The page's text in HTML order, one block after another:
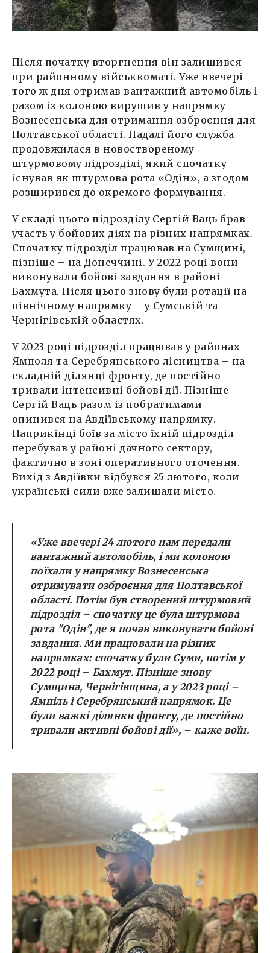
Після початку вторгнення він залишився
при районному військкоматі. Уже ввечері
того ж дня отримав вантажний автомобіль і
разом із колоною вирушив у напрямку
Вознесенська для отримання озброєння для
Полтавської області. Надалі його служба
продовжилася в новоствореному
штурмовому підрозділі, який спочатку
існував як штурмова рота «Одін», а згодом
розширився до окремого формування.
У складі цього підрозділу Сергій Ваць брав
участь у бойових діях на різних напрямках.
Спочатку підрозділ працював на Сумщині,
пізніше – на Донеччині. У 2022 році вони
виконували бойові завдання в районі
Бахмута. Після цього знову були ротації на
північному напрямку – у Сумській та
Чернігівській областях.
У 2023 році підрозділ працював у районах
Ямполя та Серебрянського лісництва – на
складній ділянці фронту, де постійно
тривали інтенсивні бойові дії. Пізніше
Сергій Ваць разом із побратимами
опинився на Авдіївському напрямку.
Наприкінці боїв за місто їхній підрозділ
перебував у районі дачного сектору,
фактично в зоні оперативного оточення.
Вихід з Авдіївки відбувся 25 лютого, коли
українські сили вже залишали місто.
«Уже ввечері 24 лютого нам передали
вантажний автомобіль, і ми колоною
поїхали у напрямку Вознесенська
отримувати озброєння для Полтавської
області. Потім був створений штурмовий
підрозділ – спочатку це була штурмова
рота "Одін", де я почав виконувати бойові
завдання. Ми працювали на різних
напрямках: спочатку були Суми, потім у
2022 році – Бахмут. Пізніше знову
Сумщина, Чернігівщина, а у 2023 році –
Ямпіль і Серебрянський напрямок. Це
були важкі ділянки фронту, де постійно
тривали активні бойові дії», – каже воїн.